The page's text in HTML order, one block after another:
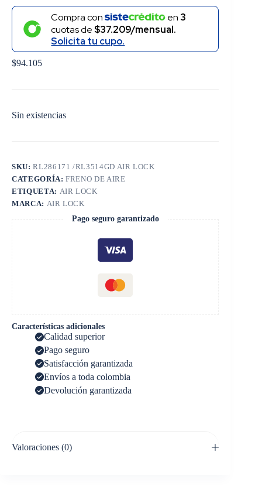
Compra con en 3
cuotas de $37.209/mensual.
Solicita tu cupo.
$94.105
Sin existencias
SKU:RL286171 /RL3514GD AIR LOCK
CATEGORÍA:FRENO DE AIRE
ETIQUETA: AIR LOCK
MARCA: AIR LOCK
Pago seguro garantizado
Características adicionales
Calidad superior
Pago seguro
Satisfacción garantizada
Envíos a toda colombia
Devolución garantizada
Valoraciones (0)